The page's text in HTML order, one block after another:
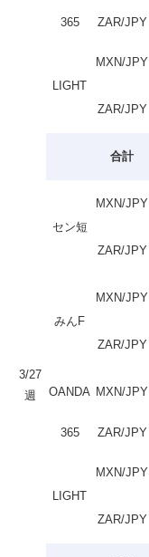
365 ZAR/JPY
LIGHT
MXN/JPY
ZAR/JPY
合計
3/27
週
セン短
MXN/JPY
ZAR/JPY
みんF
MXN/JPY
ZAR/JPY
OANDA MXN/JPY
365 ZAR/JPY
LIGHT
MXN/JPY
ZAR/JPY